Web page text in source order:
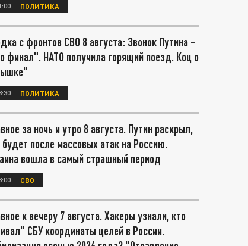
ПОЛИТИКА
с фронтов СВО 8 августа: Звонок Путина –
финал". НАТО получила горящий поезд. Коц о
ПОЛИТИКА
за ночь и утро 8 августа. Путин раскрыл,
будет после массовых атак на Россию.
вошла в самый страшный период
СВО
к вечеру 7 августа. Хакеры узнали, кто
СБУ координаты целей в России.